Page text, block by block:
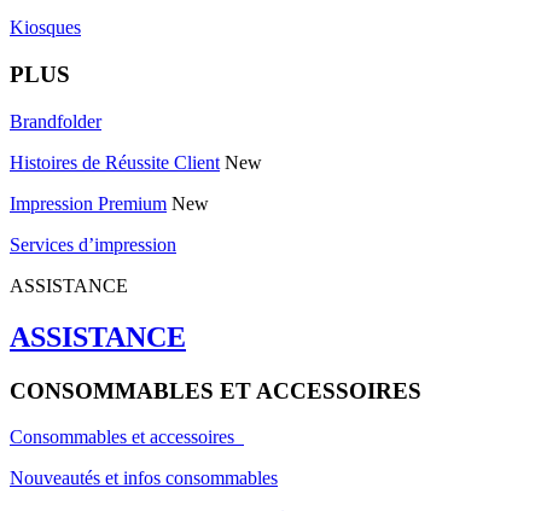
Kiosques
PLUS
Brandfolder
Histoires de Réussite Client New
Impression Premium New
Services d’impression
ASSISTANCE
ASSISTANCE
CONSOMMABLES ET ACCESSOIRES
Consommables et accessoires
Nouveautés et infos consommables